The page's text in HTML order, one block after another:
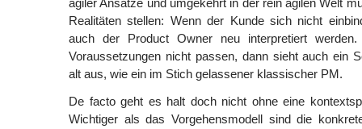
agiler Ansätze und umgekehrt in der rein agilen Welt
Realitäten stellen: Wenn der Kunde sich nicht
auch der Product Owner neu interpretiert
Voraussetzungen nicht passen, dann sieht auch ein
alt aus, wie ein im Stich gelassener klassischer PM.
De facto geht es halt doch nicht ohne eine
Wichtiger als das Vorgehensmodell sind die